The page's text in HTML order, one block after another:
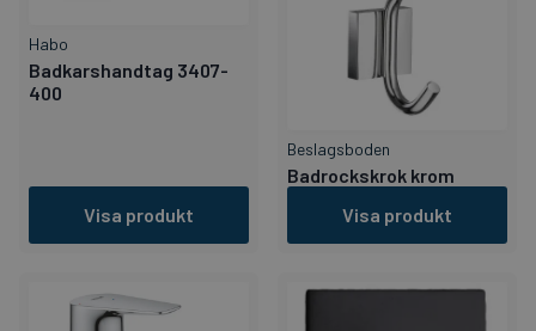
Habo
Badkarshandtag 3407-
400
Visa produkt
Beslagsboden
Badrockskrok krom
Visa produkt